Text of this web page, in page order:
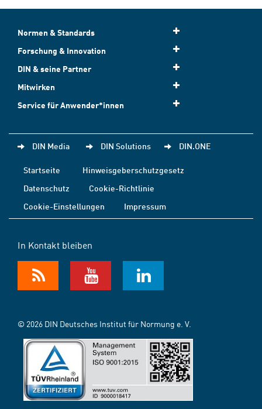
Normen & Standards
Forschung & Innovation
DIN & seine Partner
Mitwirken
Service für Anwender*innen
DIN Media DIN Solutions DIN.ONE
Startseite
Hinweisgeberschutzgesetz
Datenschutz
Cookie-Richtlinie
Cookie-Einstellungen
Impressum
In Kontakt bleiben
© 2026 DIN Deutsches Institut für Normung e. V.